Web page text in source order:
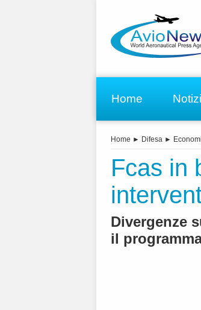
Home
Home ► Difesa ►
Fcas in
Divergenze
il